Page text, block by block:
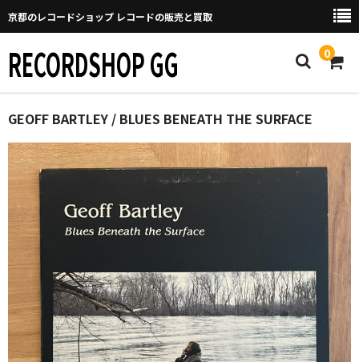
京都のレコードショップ レコードの販売と買取
RECORDSHOP GG 0
Home
マイページ
GGについて
買取について
取り置きなどについて
Categories
New Arrivals
新譜
GEOFF BARTLEY / BLUES BENEATH THE SURFACE